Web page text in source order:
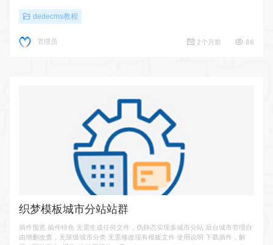
dedecms教程
管理员 2个月前 86
织梦模板城市分站站群
插件预览 插件特色 无需生成任何文件，伪静态实现多城市分站 后台城市管理自
由增删改查，无限级城市分类 无需修改现有模板文件 使用说明 下载插件，解